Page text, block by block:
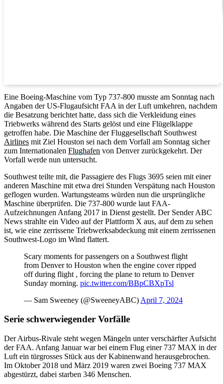
Eine Boeing-Maschine vom Typ 737-800 musste am Sonntag nach
Angaben der US-Flugaufsicht FAA in der Luft umkehren, nachdem
die Besatzung berichtet hatte, dass sich die Verkleidung eines
Triebwerks während des Starts gelöst und eine Flügelklappe
getroffen habe. Die Maschine der Fluggesellschaft Southwest
Airlines mit Ziel Houston sei nach dem Vorfall am Sonntag sicher
zum Internationalen Flughafen von Denver zurückgekehrt. Der
Vorfall werde nun untersucht.
Southwest teilte mit, die Passagiere des Flugs 3695 seien mit einer
anderen Maschine mit etwa drei Stunden Verspätung nach Houston
geflogen wurden. Wartungsteams würden nun die ursprüngliche
Maschine überprüfen. Die 737-800 wurde laut FAA-
Aufzeichnungen Anfang 2017 in Dienst gestellt. Der Sender ABC
News strahlte ein Video auf der Plattform X aus, auf dem zu sehen
ist, wie eine zerrissene Triebwerksabdeckung mit einem zerrissenen
Southwest-Logo im Wind flattert.
Scary moments for passengers on a Southwest flight
from Denver to Houston when the engine cover ripped
off during flight , forcing the plane to return to Denver
Sunday morning. pic.twitter.com/BBpCBXpTsl
— Sam Sweeney (@SweeneyABC) April 7, 2024
Serie schwerwiegender Vorfälle
Der Airbus-Rivale steht wegen Mängeln unter verschärfter Aufsicht
der FAA. Anfang Januar war bei einem Flug einer 737 MAX in der
Luft ein türgrosses Stück aus der Kabinenwand herausgebrochen.
Im Oktober 2018 und März 2019 waren zwei Boeing 737 MAX
abgestürzt, dabei starben 346 Menschen.